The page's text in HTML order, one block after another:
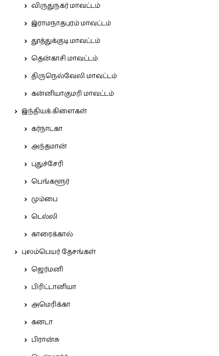
விருதுநகர் மாவட்டம்
இராமநாதபுரம் மாவட்டம்
தூத்துக்குடி மாவட்டம்
தென்காசி மாவட்டம்
திருநெல்வேலி மாவட்டம்
கன்னியாகுமரி மாவட்டம்
இந்தியக் கிளைகள்
கர்நாடகா
அந்தமான்
புதுச்சேரி
பெங்களூர்
மும்பை
டெல்லி
காரைக்கால்
புலம்பெயர் தேசங்கள்
ஜெர்மனி
பிரிட்டானியா
அமெரிக்கா
கனடா
பிரான்சு